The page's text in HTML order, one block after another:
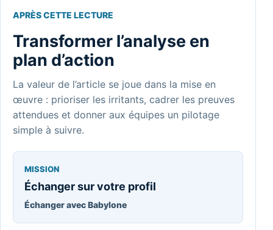
APRÈS CETTE LECTURE
Transformer l’analyse en
plan d’action
La valeur de l’article se joue dans la mise en
œuvre : prioriser les irritants, cadrer les preuves
attendues et donner aux équipes un pilotage
simple à suivre.
MISSION
Échanger sur votre profil
Échanger avec Babylone